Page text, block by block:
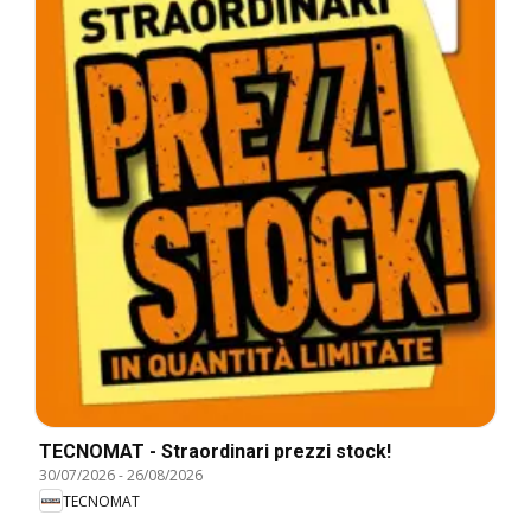
TECNOMAT - Straordinari prezzi stock!
30/07/2026-26/08/2026
TECNOMAT